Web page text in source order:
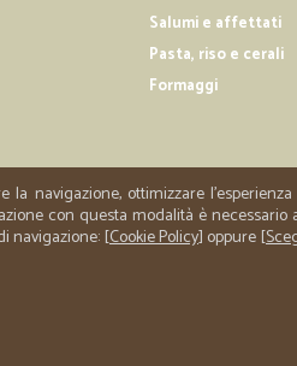
Salumi e affettati
Pasta, riso e cerali
Formaggi
navigazione, ottimizzare
con questa modalità è
navigazione: [Cookie Policy] oppure [